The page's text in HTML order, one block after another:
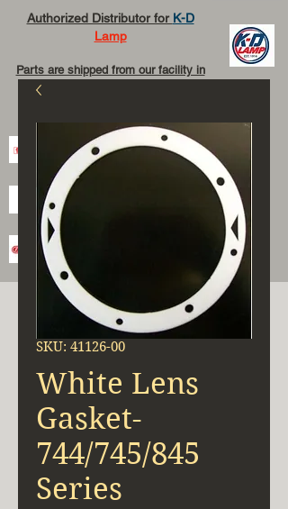
Authorized Distributor for K-D
Lamp
Parts are shipped from our facility in
SKU: 41126-00
White Lens
Gasket-
744/745/845
Series